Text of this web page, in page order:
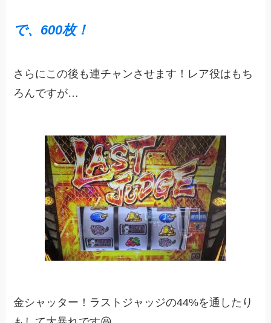
で、600枚！
さらにこの後も連チャンさせます！レア役はもち
ろんですが…
金シャッター！ラストジャッジの44%を通したり